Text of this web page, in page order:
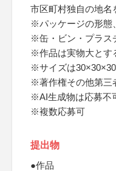
市区町村独自の地名
※パッケージの形態
※缶・ビン・プラス
※作品は実物大とす
※サイズは
※著作権その他第三
※AI生成物は応募不
※複数応募可
提出物
●作品